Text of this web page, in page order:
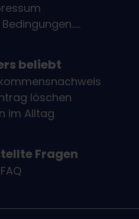
beliebt
löschen
im Alltag
Fragen